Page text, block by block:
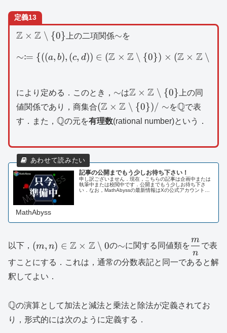
定義13
\mathbb{Z}\times
\{ 0\}
Z × Z ∖ {0} 上の二項関係\sim
∼を
\sim \coloneqq \{
∼:= {((a, b), (c, d)) ∈ (Z × Z ∖ {0}) × (Z × Z ∖
により定める．このとき， \sim
∼は\mathbb{Z}\times
\mathbb{Z}\setminus
\{ 0\}
Z × Z ∖ {0} 上の同
値関係であり，商集合(\mathbb{Z}\times
\mathbb{Z}\setminus
\{ 0\})/\sim
(Z × Z ∖ {0})/ ∼をQで表
す．また， \mathbb{Q}
Qの元を有理数(rational number)という．
記事の公開までもう少しお待ち下さい！
申し訳ございません．現在，こちらの記事は企画中または
執筆中または校閲中です．公開までもう少しお待ち下さ
い．なお，MathAbyssの最新情報はXの公式アカウントま
MathAbyss
以下， (m,n)\in
\mathbb{Z}\times
\mathbb{Z}\setminus
{ 0}
(m, n) ∈ Z × Z ∖ 0の\sim
∼に関する同値類を
{n}
n
m
で表
すことにする．これは，通常の分数表記と同一であると解
釈してよい．
\mathbb{Q}
Qの演算として加法と減法と乗法と除法が定義されてお
り，形式的には次のように定義する．